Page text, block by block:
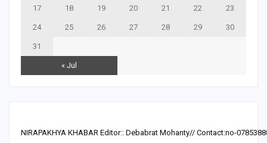
« Jul
17 18 19 20 21 22 23
24 25 26 27 28 29 30
31
NIRAPAKHYA KHABAR Editor:: Debabrat Mohanty// Contact:no-